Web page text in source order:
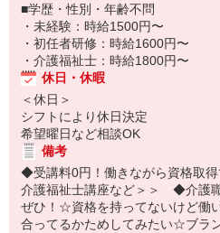
■学歴・性別・年齢不問
・未経験：時給1500円〜
・初任者研修：時給1600円〜
・介護福祉士：時給1800円〜
休日・休暇
＜休日＞
シフトにより休日決定
希望曜日など相談OK
備考
◆受講料0円！働きながら資格取
介護福祉士講座など＞＞ ◆介護
ぜひ！☆資格を持ってないけど働
合ってるかためしてみたい☆ブラ